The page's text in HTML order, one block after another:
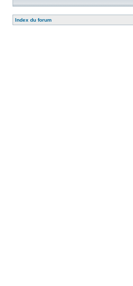
Index du forum